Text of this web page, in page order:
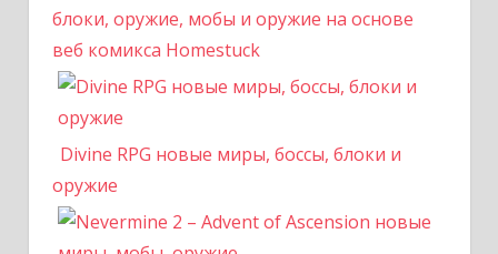
блоки, оружие, мобы и оружие на основе
веб комикса Homestuck
Divine RPG новые миры, боссы, блоки и
оружие